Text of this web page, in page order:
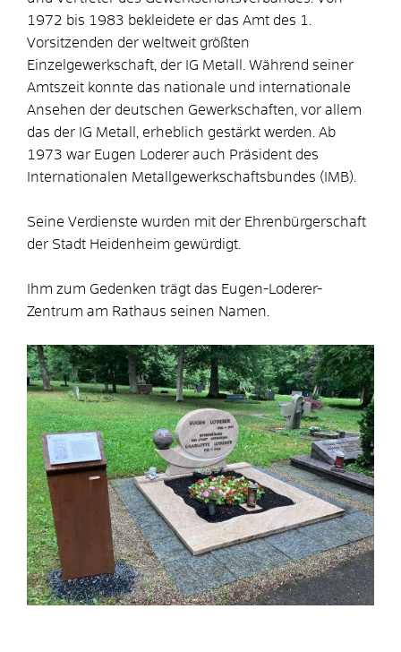
1972 bis 1983 bekleidete er das Amt des 1.
Vorsitzenden der weltweit größten
Einzelgewerkschaft, der IG Metall. Während seiner
Amtszeit konnte das nationale und internationale
Ansehen der deutschen Gewerkschaften, vor allem
das der IG Metall, erheblich gestärkt werden. Ab
1973 war Eugen Loderer auch Präsident des
Internationalen Metallgewerkschaftsbundes (IMB).
Seine Verdienste wurden mit der Ehrenbürgerschaft
der Stadt Heidenheim gewürdigt.
Ihm zum Gedenken trägt das Eugen-Loderer-
Zentrum am Rathaus seinen Namen.